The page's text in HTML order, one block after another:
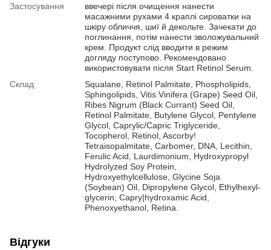
Застосування
ввечері після очищення нанести
масажними рухами 4 краплі сироватки на
шкіру обличчя, шиї й декольте. Зачекати до
поглинання, потім нанести зволожувальний
крем. Продукт слід вводити в режим
догляду поступово. Рекомендовано
використовувати після Start Retinol Serum.
Склад
Squalane, Retinol Palmitate, Phospholipids,
Sphingolipids, Vitis Vinifera (Grape) Seed Oil,
Ribes Nigrum (Black Currant) Seed Oil,
Retinol Palmitate, Butylene Glycol, Pentylene
Glycol, Caprylic/Capric Triglyceride,
Tocopherol, Retinol, Ascorby!
Tetraisopalmitate, Carbomer, DNA, Lecithin,
Ferulic Acid, Laurdimonium, Hydroxypropyl
Hydrolyzed Soy Protein,
Hydroxyethylcellulose, Glycine Soja
(Soybean) Oil, Dipropylene Glycol, Ethylhexyl-
glycerin, Capry|hydroxamic Acid,
Phenoxyethanol, Retina.
Відгуки